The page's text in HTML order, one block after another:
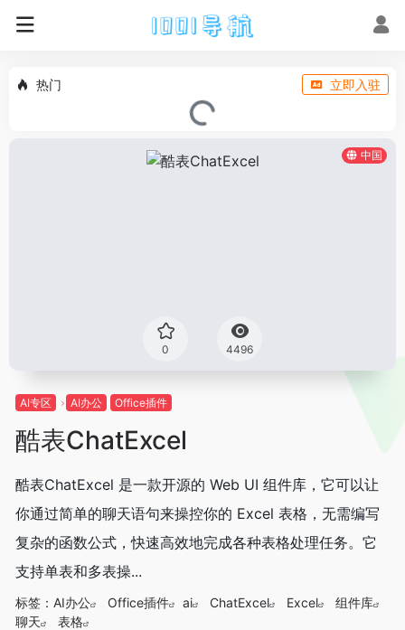
热门 立即入驻
中国
0 4496
AI专区 AI办公 Office插件
酷表ChatExcel
酷表ChatExcel 是一款开源的 Web UI 组件库，它可以让
你通过简单的聊天语句来操控你的 Excel 表格，无需编写
复杂的函数公式，快速高效地完成各种表格处理任务。它
支持单表和多表操...
标签： AI办公 Office插件 ai ChatExcel Excel
组件库
聊天
表格